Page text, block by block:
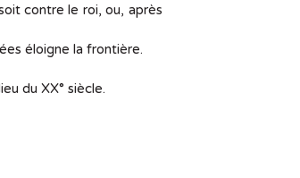
contre le roi, ou, après
éloigne la frontière.
du XX° siècle.